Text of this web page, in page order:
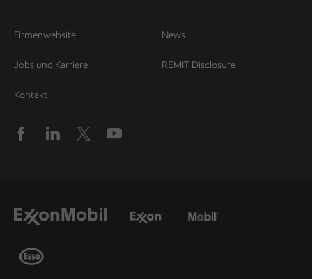
Firmenwebsite
Jobs und Karriere
Kontakt
News
REMIT Disclosure